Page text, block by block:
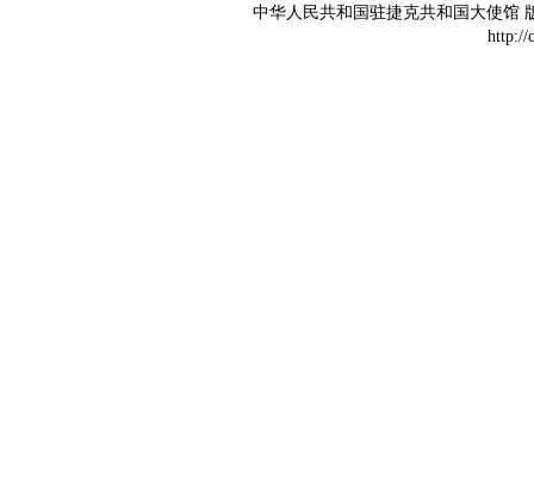
中华人民共和国驻捷克共和国大使馆
http://